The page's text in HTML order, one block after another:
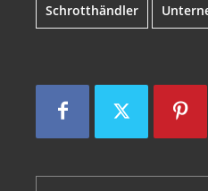
Schrotthändler